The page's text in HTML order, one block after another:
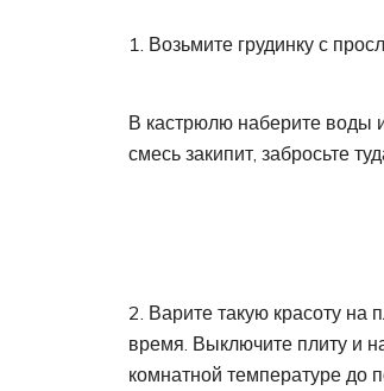
1. Возьмите грудинку с
В кастрюлю наберите воды
смесь закипит, забросьте
2. Варите такую красоту на
время. Выключите плиту и
комнатной температуре до